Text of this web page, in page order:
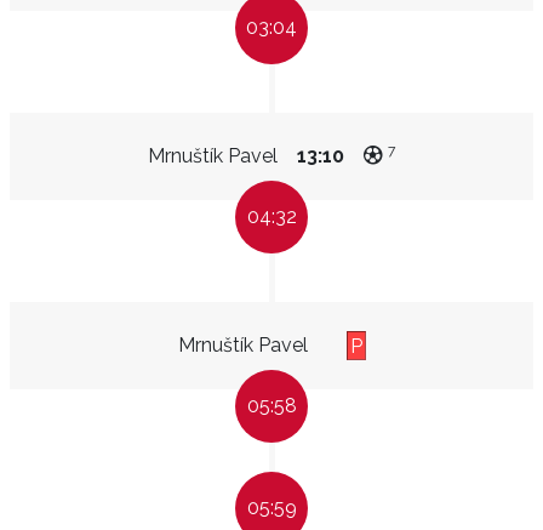
03:04
Mrnuštík Pavel 13:10 7
04:32
Mrnuštík Pavel P
05:58
05:59